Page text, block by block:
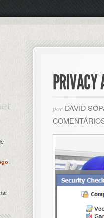
PRIVACY
por DAVID
,